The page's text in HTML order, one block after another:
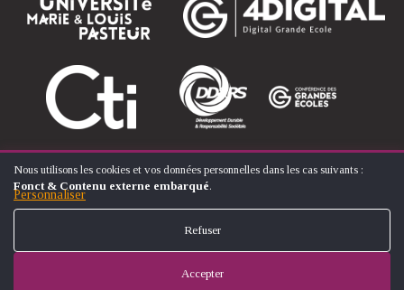
© ÉCOLE NATIONALE SUPÉRIEURE D'ARTS ET MÉTIERS
MENTIONS LÉGALES
UTILISATION
DES
DONNÉES
DES
Nous utilisons les cookies et vos données personnelles dans les cas suivants :
Fonct & Contenu externe embarqué.
Personnaliser
Refuser
Accepter